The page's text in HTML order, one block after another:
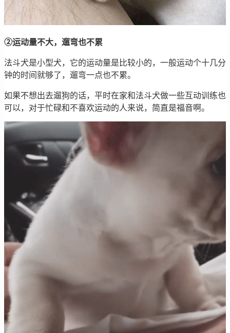
②运动量不大，遛弯也不累
法斗犬是小型犬，它的运动量是比较小的，一般运动个十几分
钟的时间就够了，遛弯一点也不累。
如果不想出去遛狗的话，平时在家和法斗犬做一些互动训练也
可以，对于忙碌和不喜欢运动的人来说，简直是福音啊。